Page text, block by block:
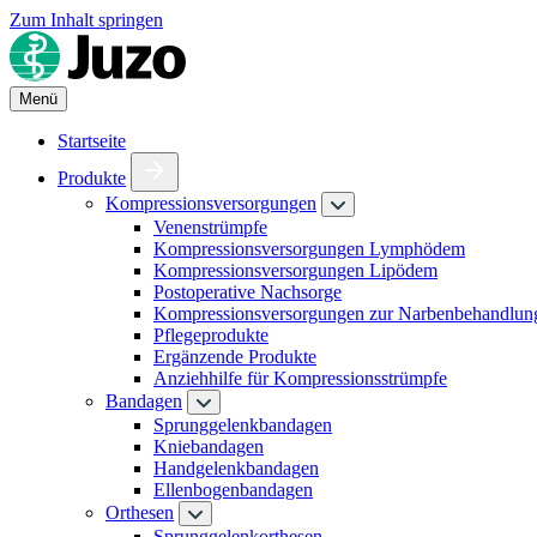
Zum Inhalt springen
Menü
Startseite
Produkte
Kompressionsversorgungen
Venenstrümpfe
Kompressionsversorgungen Lymphödem
Kompressionsversorgungen Lipödem
Postoperative Nachsorge
Kompressionsversorgungen zur
Pflegeprodukte
Ergänzende Produkte
Anziehhilfe für Kompressionsstrümpfe
Bandagen
Sprunggelenkbandagen
Kniebandagen
Handgelenkbandagen
Ellenbogenbandagen
Orthesen